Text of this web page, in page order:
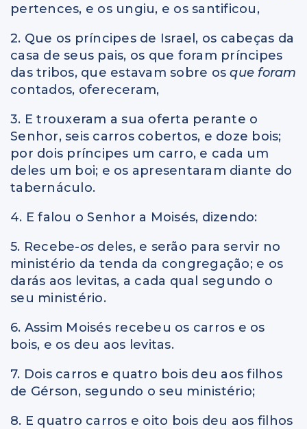
pertences, e os ungiu, e os santificou,
2. Que os príncipes de Israel, os cabeças da
casa de seus pais, os que foram príncipes
das tribos, que estavam sobre osque foram
contados, ofereceram,
3. E trouxeram a sua oferta perante o
Senhor, seis carros cobertos, e doze bois;
por dois príncipes um carro, e cada um
deles um boi; e os apresentaram diante do
tabernáculo.
4. E falou o Senhor a Moisés, dizendo:
5. Recebe-os deles, e serão para servir no
ministério da tenda da congregação; e os
darás aos levitas, a cada qual segundo o
seu ministério.
6. Assim Moisés recebeu os carros e os
bois, e os deu aos levitas.
7. Dois carros e quatro bois deu aos filhos
de Gérson, segundo o seu ministério;
8. E quatro carros e oito bois deu aos filhos